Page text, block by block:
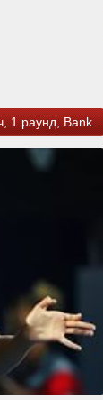
1 раунд, Bank